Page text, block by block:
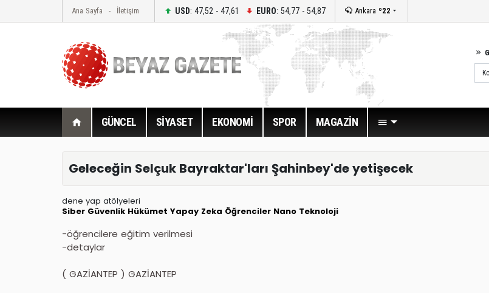
Ana Sayfa İletişim USD: 47,52 - 47,61 EURO: 54,77 - 54,87 Ankara º22
GÜNCEL SİYASET EKONOMİ SPOR MAGAZİN
Geleceğin Selçuk Bayraktar'ları Şahinbey'de yetişecek
dene yap atölyeleri
Siber Güvenlik Hükümet Yapay Zeka Öğrenciler Nano Teknoloji
-öğrencilere eğitim verilmesi
-detaylar
( GAZİANTEP ) GAZİANTEP